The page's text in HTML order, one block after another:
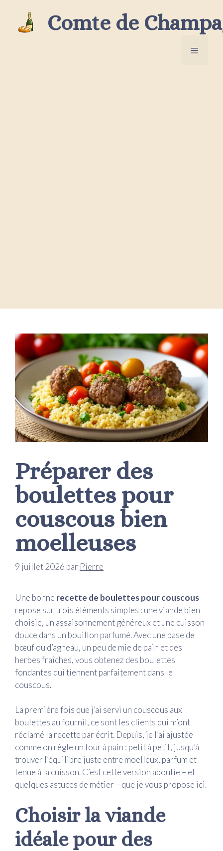
contenu
Comte de
Menu
Préparer des
boulettes pour
couscous bien
moelleuses
9 juillet 2026 par Pierre
Une bonne recette de boulettes pour couscous
repose sur trois éléments simples : une viande bien
choisie, un assaisonnement généreux et une cuisson
douce dans un bouillon parfumé. Avec une base de
bœuf ou d’agneau, un peu de mie de pain et des
herbes fraîches, vous obtenez des boulettes
fondantes qui tiennent parfaitement dans le
couscous.
La première fois que j’ai servi un couscous aux
boulettes au fournil, ce sont les clients qui m’ont
réclamé la recette par écrit. Depuis, je l’ai ajustée
comme on règle un four à pain : petit à petit, jusqu’à
trouver l’équilibre juste entre moelleux, parfum et
tenue à la cuisson. C’est cette version aboutie – et
quelques astuces de métier – que je vous propose ici.
Choisir la viande
idéale pour des